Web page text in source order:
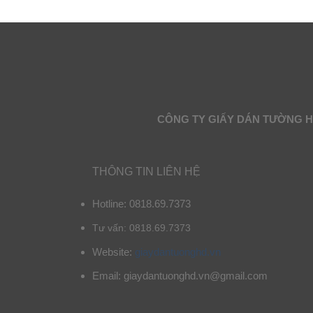
CÔNG TY GIẤY DÁN TƯỜNG
THÔNG TIN LIÊN HỆ
Hotline: 0818.69.7373
Tư vấn: 0818.69.7373
Website: giaydantuonghd.vn
Email: giaydantuonghd.vn@gmail.com